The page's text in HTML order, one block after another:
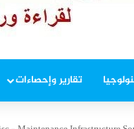
تقارير وإحصاءات